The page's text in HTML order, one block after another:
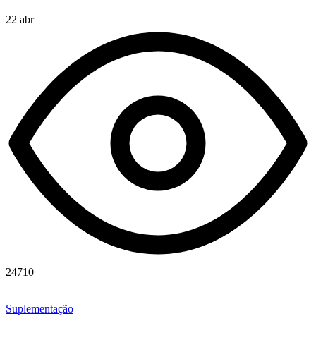
22 abr
24710
Suplementação